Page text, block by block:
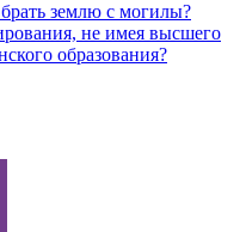
землю с могилы?
не имея высшего
образования?